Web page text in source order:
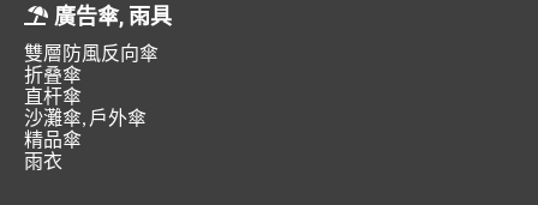
廣告傘, 雨具
雙層防風反向傘
折叠傘
直杆傘
沙灘傘, 戶外傘
精品傘
雨衣